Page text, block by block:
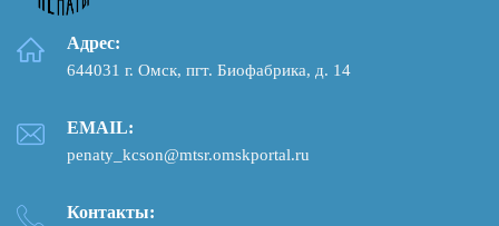
Адрес:
644031 г. Омск, пгт. Биофабрика, д. 14
EMAIL:
penaty_kcson@mtsr.omskportal.ru
Контакты: